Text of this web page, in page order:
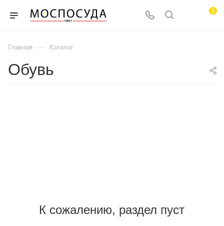
0
Главная — Каталог
Обувь
К сожалению, раздел пуст